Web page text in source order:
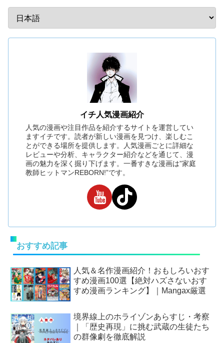
イチ人気漫画紹介
人気の漫画や注目作品を紹介するサイトを運営してい
ますイチです。読者が新しい漫画を見つけ、楽しむこ
とができる場所を提供します。人気漫画ごとに詳細な
レビューや分析、キャラクター紹介などを通じて、漫
画の魅力を深く掘り下げます。一番すきな漫画は”家庭
教師ヒットマンREBORN!”です。
おすすめ記事
人気＆名作漫画紹介！おもしろいおす
すめ漫画100選【絶対ハズさないおす
すめ漫画ランキング】｜Mangax厳選
境界線上のホライゾンあらすじ・考察
｜「歴史再現」に挑む武蔵の生徒たち
の群像劇を徹底解説